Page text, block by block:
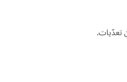
تعدّيات.